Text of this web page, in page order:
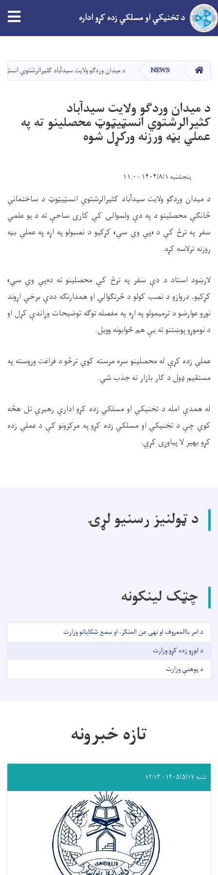
دانګل
د تخنیکي او مسلکي زده کړو اداره
کور NEWS د میدان وردګو ولایت سیدآباد کثیرالرشتوي
د میدان وردګو ولایت سیدآباد
کثیرالرشتوي انسټيټوټ محصلینو ته په
عملي بڼه ورزنه ورکړل شوه
پنجشنبه ۱۴۰۴/۸/۱ - ۱۱:۰
د میدان وردګو ولایت سیدآباد کثیرالرشتوي انسټيټوټ د ساختماني
څانګې محصلینو د په دې ولسوالۍ کې کاری ساحې ته د یو علمي
سفر په ترڅ کې د «پي وي سي» کړکیو د نصبولو په اړه په عملي بڼه
روزنه ترلاسه کړه.
لارښود استاد د دې سفر په ترڅ کې محصلینو ته د«پي وي سي»
کړکیو، دروازو د نصب کولو د څرنګوالي او همدارنګه ددې برخې اړوند
نورو عوارضو د ترمیمولو په اړه په مفصله توګه توضیحات وړاندې کړل او
د نوموړو پوښتنو ته یې هم ځوابونه وویل.
عملي زده کړې له محصلینو سره مرسته کوي ترڅو د فراغت وروسته په
مستقیم ډول د کار بازار ته جذب شي.
له همدې امله د تخنيکي او مسلکي زده کړو ادارې رهبري تل هڅه
کوي چې د تخنيکي او مسلکي زده کړو په مرکزونو کې د عملي زده
کړو بهير لا پیاوړی کړي.
د ټولنیز رسنیو لړۍ
چټک لینکونه
د امر باالمعروف او نهی عن المنکر، او سمع شکایاتو وزارت
د لوړو زده کړو وزارت
د پوهنې وزارت
تازه خبرونه
شنبه ۱۴۰۵/۵/۱۷ - ۱۲:۱۳